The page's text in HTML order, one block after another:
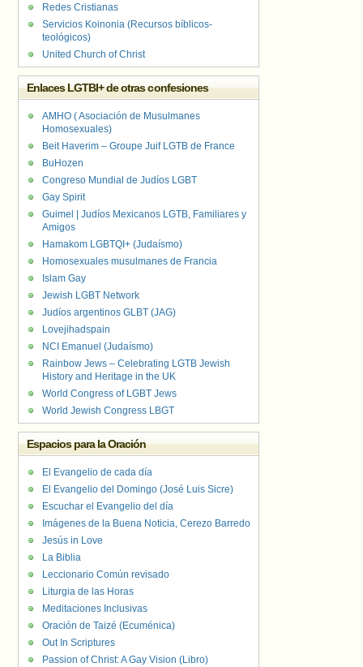
Redes Cristianas
Servicios Koinonia (Recursos bíblicos-
teológicos)
United Church of Christ
Enlaces LGTBI+ de otras confesiones
AMHO ( Asociación de Musulmanes
Homosexuales)
Beit Haverim – Groupe Juif LGTB de France
BuHozen
Congreso Mundial de Judíos LGBT
Gay Spirit
Guimel | Judíos Mexicanos LGTB, Familiares y
Amigos
Hamakom LGBTQI+ (Judaísmo)
Homosexuales musulmanes de Francia
Islam Gay
Jewish LGBT Network
Judíos argentinos GLBT (JAG)
Lovejihadspain
NCI Emanuel (Judaísmo)
Rainbow Jews – Celebrating LGTB Jewish
History and Heritage in the UK
World Congress of LGBT Jews
World Jewish Congress LBGT
Espacios para la Oración
El Evangelio de cada día
El Evangelio del Domingo (José Luis Sicre)
Escuchar el Evangelio del día
Imágenes de la Buena Noticia, Cerezo Barredo
Jesús in Love
La Biblia
Leccionario Común revisado
Liturgia de las Horas
Meditaciones Inclusivas
Oración de Taizé (Ecuménica)
Out In Scriptures
Passion of Christ: A Gay Vision (Libro)